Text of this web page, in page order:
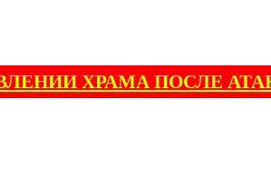
ХРАМА ПОСЛЕ